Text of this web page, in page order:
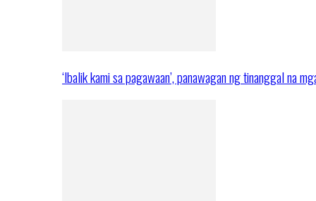
‘Ibalik kami sa pagawaan’, panawagan ng tinanggal na